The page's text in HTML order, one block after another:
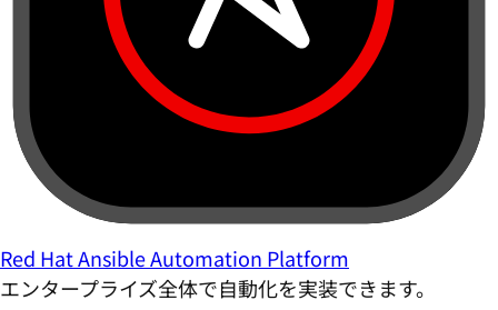
Red Hat Ansible Automation Platform
エンタープライズ全体で自動化を実装できます。